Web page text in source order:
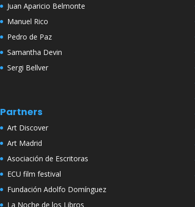
Juan Aparicio Belmonte
Manuel Rico
Pedro de Paz
Samantha Devin
Sergi Bellver
Partners
Art Discover
Art Madrid
Asociación de Escritoras
ECU film festival
Fundación Adolfo Domínguez
La Noche de los Libros